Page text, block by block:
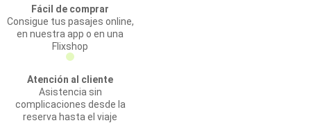
Fácil de comprar
Consigue tus pasajes online,
en nuestra app o en una
Flixshop
Atención al cliente
Asistencia sin
complicaciones desde la
reserva hasta el viaje